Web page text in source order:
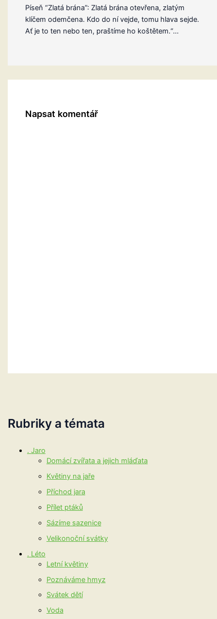
Rubriky a témata
. Jaro
Domácí zvířata a jejich mláďata
Květiny na jaře
Příchod jara
Přílet ptáků
Sázíme sazenice
Velikonoční svátky
. Léto
Letní květiny
Poznáváme hmyz
Svátek dětí
Voda
Píseň “Zlatá brána”: Zlatá brána otevřena, zlatým
klíčem odemčena. Kdo do ní vejde, tomu hlava sejde.
Ať je to ten nebo ten, praštíme ho koštětem.“…
Napsat komentář